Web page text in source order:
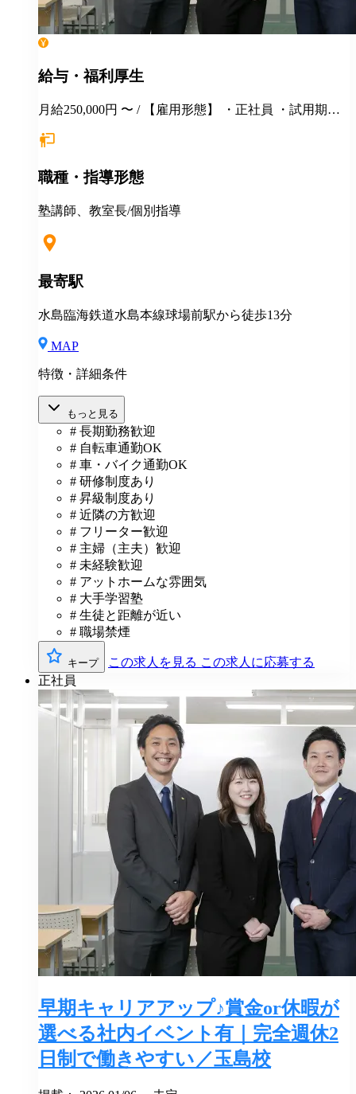
給与・福利厚生
月給250,000円 〜 / 【雇用形態】 ・正社員 ・試用期間6
経験・年齢等を考慮し、決定いたします。面接時にぜ
400万円（賞与、各種手当込み） ※上記は固定残業代
は、給与規定に基づき計算。 ※固定残業代は残業がな
室長の給与平均：月給33.1万円（2025年実績） ◆賞与
災・健康・厚生年金） ◆社宅制度 （規定あり） ◆交
通費全額支給（規定あり） ◆社内表彰制度 ◆退職金制
度 ◆再雇用制度 ◆産前産後休暇 ◆育児・介護休業制
◆保養施設利用可 など
職種・指導形態
塾講師、教室長/個別指導
最寄駅
水島臨海鉄道水島本線球場前駅から徒歩13分
MAP
特徴・詳細条件
もっと見る
# 長期勤務歓迎
# 自転車通勤OK
# 車・バイク通勤OK
# 研修制度あり
# 昇級制度あり
# 近隣の方歓迎
# フリーター歓迎
# 主婦（主夫）歓迎
# 未経験歓迎
# アットホームな雰囲気
# 大手学習塾
# 生徒と距離が近い
# 職場禁煙
キープ この求人を見る この求人に応募する
正社員
早期キャリアアップ♪賞金or休暇が
選べる社内イベント有｜完全週休2
日制で働きやすい／玉島校